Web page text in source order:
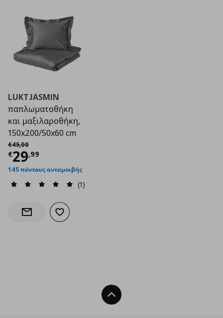
LUKTJASMIN
παπλωματοθήκη
και μαξιλαροθήκη,
150x200/50x60 cm
€45,00
Αρχική τιμή
€29,99
Τρέχουσα τιμή
145 πόντους ανταμοιβής
(1)
Ενημέρωση διαθεσιμότητας
Προσθήκη στα αγαπημένα
Back To Top